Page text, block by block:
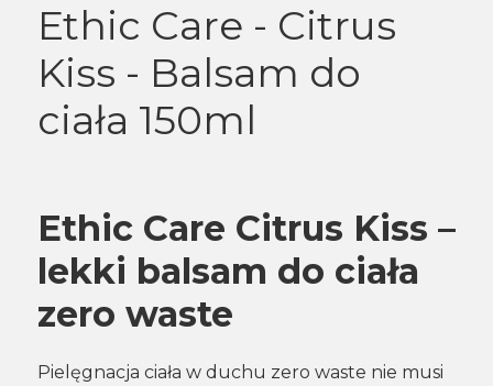
Ethic Care - Citrus
Kiss - Balsam do
ciała 150ml
Ethic Care Citrus Kiss –
lekki balsam do ciała
zero waste
Pielęgnacja ciała w duchu zero waste nie musi